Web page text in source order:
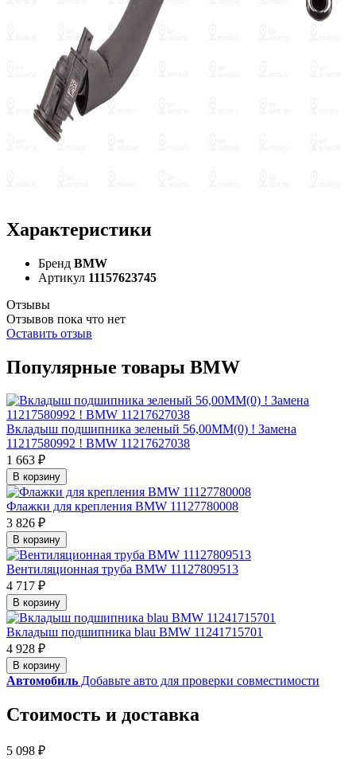
Характеристики
Бренд BMW
Артикул 11157623745
Отзывы
Отзывов пока что нет
Оставить отзыв
Популярные товары BMW
Вкладыш подшипника зеленый 56,00MM(0) ! Замена
11217580992 ! BMW 11217627038
1 663 ₽
В корзину
Флажки для крепления BMW 11127780008
3 826 ₽
В корзину
Вентиляционная труба BMW 11127809513
4 717 ₽
В корзину
Вкладыш подшипника blau BMW 11241715701
4 928 ₽
В корзину
Автомобиль Добавьте авто для проверки совместимости
Стоимость и доставка
5 098 ₽